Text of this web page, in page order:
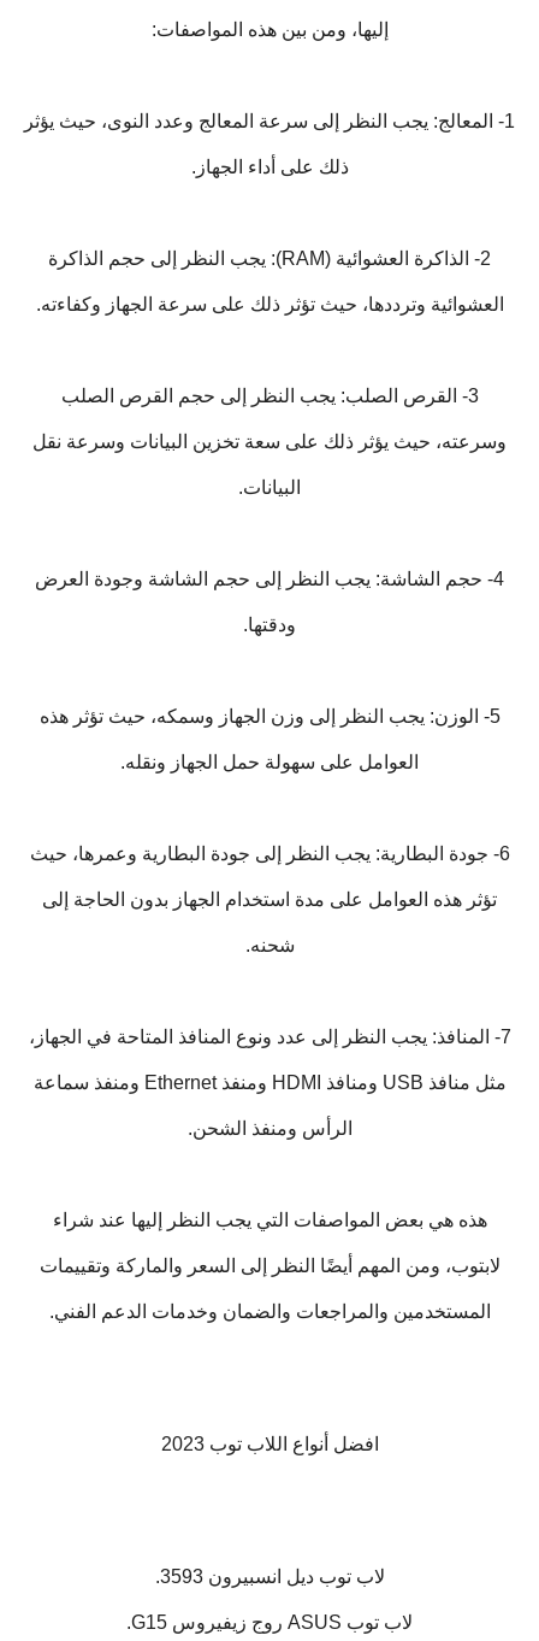
إليها، ومن بين هذه المواصفات:
1- المعالج: يجب النظر إلى سرعة المعالج وعدد النوى، حيث يؤثر
ذلك على أداء الجهاز.
2- الذاكرة العشوائية (RAM): يجب النظر إلى حجم الذاكرة
العشوائية وترددها، حيث تؤثر ذلك على سرعة الجهاز وكفاءته.
3- القرص الصلب: يجب النظر إلى حجم القرص الصلب
وسرعته، حيث يؤثر ذلك على سعة تخزين البيانات وسرعة نقل
البيانات.
4- حجم الشاشة: يجب النظر إلى حجم الشاشة وجودة العرض
ودقتها.
5- الوزن: يجب النظر إلى وزن الجهاز وسمكه، حيث تؤثر هذه
العوامل على سهولة حمل الجهاز ونقله.
6- جودة البطارية: يجب النظر إلى جودة البطارية وعمرها، حيث
تؤثر هذه العوامل على مدة استخدام الجهاز بدون الحاجة إلى
شحنه.
7- المنافذ: يجب النظر إلى عدد ونوع المنافذ المتاحة في الجهاز،
مثل منافذ USB ومنافذ HDMI ومنفذ Ethernet ومنفذ سماعة
الرأس ومنفذ الشحن.
هذه هي بعض المواصفات التي يجب النظر إليها عند شراء
لابتوب، ومن المهم أيضًا النظر إلى السعر والماركة وتقييمات
المستخدمين والمراجعات والضمان وخدمات الدعم الفني.
افضل أنواع اللاب توب 2023
لاب توب ديل انسبيرون 3593.
لاب توب ASUS روج زيفيروس G15.